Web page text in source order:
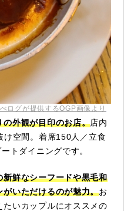
ログが提供するOGP画像より
の外観が目印のお店。店内
け空間。着席150人／立食
トダイニングです。
鮮なシーフードや黒毛和
いただけるのが魅力。お
たいカップルにオススメの